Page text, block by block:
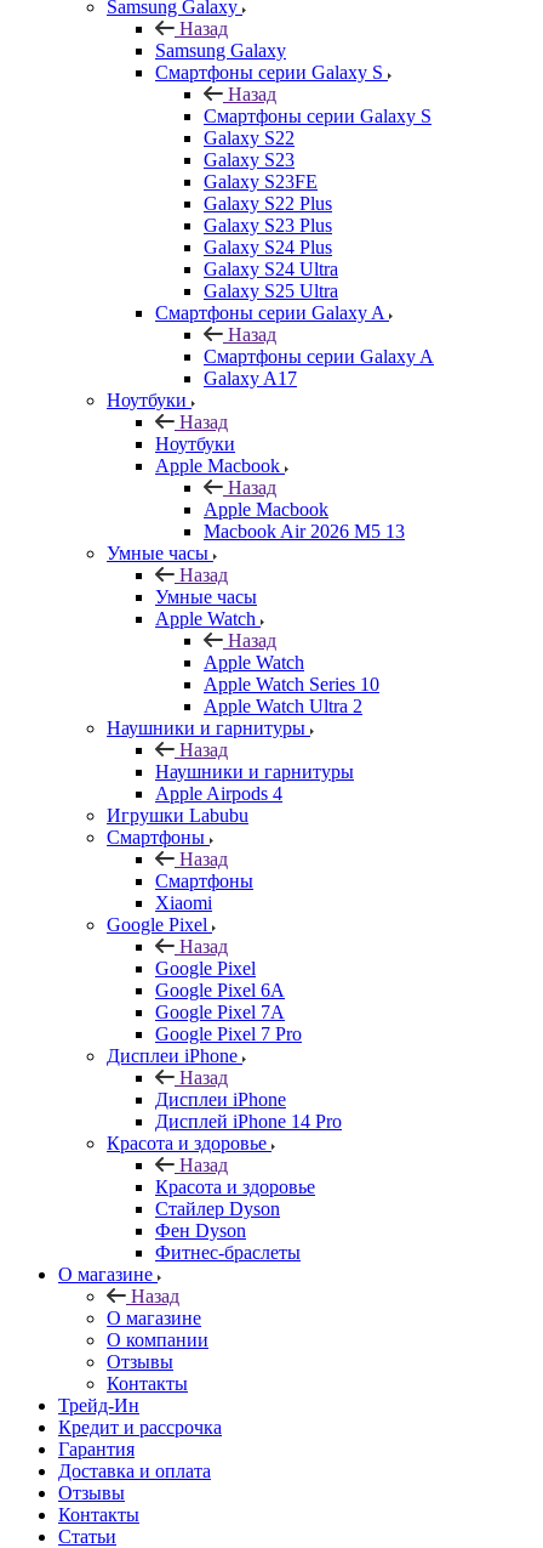
Samsung Galaxy
Назад
Samsung Galaxy
Смартфоны серии Galaxy S
Назад
Смартфоны серии Galaxy S
Galaxy S22
Galaxy S23
Galaxy S23FE
Galaxy S22 Plus
Galaxy S23 Plus
Galaxy S24 Plus
Galaxy S24 Ultra
Galaxy S25 Ultra
Смартфоны серии Galaxy A
Назад
Смартфоны серии Galaxy A
Galaxy A17
Ноутбуки
Назад
Ноутбуки
Apple Macbook
Назад
Apple Macbook
Macbook Air 2026 M5 13
Умные часы
Назад
Умные часы
Apple Watch
Назад
Apple Watch
Apple Watch Series 10
Apple Watch Ultra 2
Наушники и гарнитуры
Назад
Наушники и гарнитуры
Apple Airpods 4
Игрушки Labubu
Смартфоны
Назад
Смартфоны
Xiaomi
Google Pixel
Назад
Google Pixel
Google Pixel 6A
Google Pixel 7А
Google Pixel 7 Pro
Дисплеи iPhone
Назад
Дисплеи iPhone
Дисплей iPhone 14 Pro
Красота и здоровье
Назад
Красота и здоровье
Стайлер Dyson
Фен Dyson
Фитнес-браслеты
О магазине
Назад
О магазине
О компании
Отзывы
Контакты
Трейд-Ин
Кредит и рассрочка
Гарантия
Доставка и оплата
Отзывы
Контакты
Статьи